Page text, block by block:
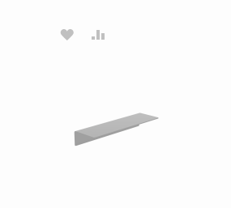
ΠΡΟΣΘΉΚΗ
ΕΠΙΘΥΜΙΏΝ